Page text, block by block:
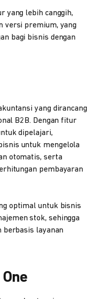
yang lebih canggih,
versi premium, yang
bagi bisnis dengan
yang dirancang
B2B. Dengan fitur
dipelajari,
untuk mengelola
otomatis, serta
pembayaran
optimal untuk bisnis
stok, sehingga
berbasis layanan